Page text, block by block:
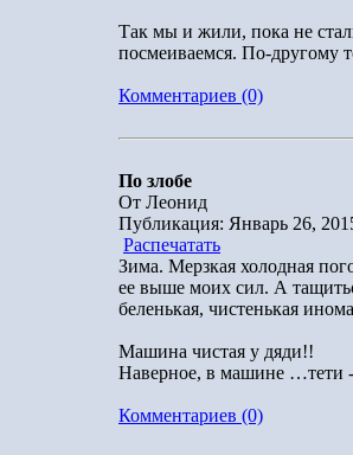
Так мы и жили, пока не
посмеиваемся. По-другому
Комментариев (0)
По злобе
От Леонид
Публикация: Январь 26,
Распечатать
Зима. Мерзкая холодная
ее выше моих сил. А
беленькая, чистенькая
Машина чистая у дяди!!
Наверное, в машине …тети
Комментариев (0)